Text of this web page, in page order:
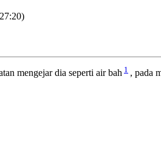
mengejar dia seperti air bah 1 , pada